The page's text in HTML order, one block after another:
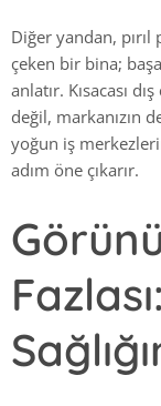
Diğer yandan, pırıl
çeken bir bina;
anlatır. Kısacası
değil, markanızın
yoğun iş
adım öne çıkarır.